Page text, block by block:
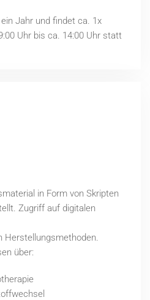
Jahr und findet ca. 1x
Uhr bis ca. 14:00 Uhr statt
in Form von Skripten
Zugriff auf digitalen
Herstellungsmethoden.
über: